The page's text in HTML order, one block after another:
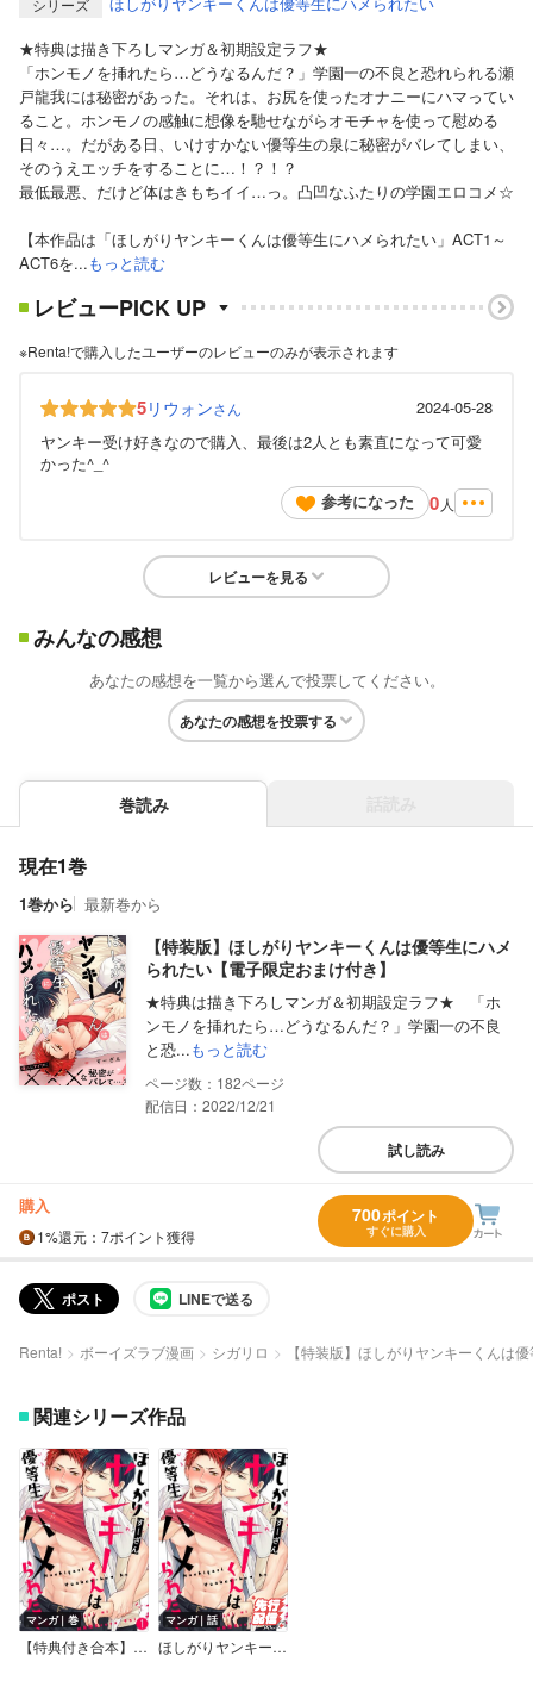
シリーズ
★特典は描き下ろしマンガ＆初期設定ラフ★
「ホンモノを挿れたら…どうなるんだ？」学園一の不良と恐れられる瀬
戸龍我には秘密があった。それは、お尻を使ったオナニーにハマってい
ること。ホンモノの感触に想像を馳せながらオモチャを使って慰める
日々…。だがある日、いけすかない優等生の泉に秘密がバレてしまい、
そのうえエッチをすることに…！？！？
最低最悪、だけど体はきもちイイ…っ。凸凹なふたりの学園エロコメ☆
【本作品は「ほしがりヤンキーくんは優等生にハメられたい」ACT1～
ACT6を...もっと読む
レビューPICK UP
※Renta!で購入したユーザーのレビューのみが表示されます
5リウォンさん
2024-05-28
ヤンキー受け好きなので購入、最後は2人とも素直になって可愛
かった^_^
参考になった
0 人
レビューを見る
みんなの感想
あなたの感想を一覧から選んで投票してください。
あなたの感想を投票する
巻読み
現在1巻
1巻から 最新巻から
【特装版】ほしがりヤンキーくんは優等生にハメ
られたい【電子限定おまけ付き】
★特典は描き下ろしマンガ＆初期設定ラフ★ 「ホ
ンモノを挿れたら…どうなるんだ？」学園一の不良
と恐...もっと読む
182
配信日：2022/12/21
試し読み
購入
1%還元 ：7ポイント獲得
700ポイント
すぐに購入
ポスト LINEで送る
Renta! ボーイズラブ漫画 シガリロ 【特装版】ほしがりヤンキーくんは
関連シリーズ作品
マンガ｜巻
【特典付き合本】ほしがりヤンキーくんは優等生にハメられたい
マンガ｜話
ほしがりヤンキーくんは優等生にハメられたい